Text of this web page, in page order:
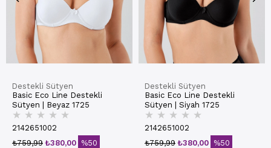
Destekli Sütyen
Basic Eco Line Destekli
Sütyen | Beyaz 1725
★ ★ ★ ★ ★
2142651002
₺380,00
₺759,99 %50
Destekli Sütyen
Basic Eco Line Destekli
Sütyen | Siyah 1725
★ ★ ★ ★ ★
2142651002
₺380,00
₺759,99 %50